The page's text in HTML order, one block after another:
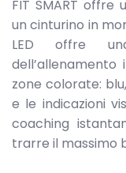
FIT SMART
un cinturino in
LED offre
zone colorate:
e le indicazioni
coaching
trarre il massimo